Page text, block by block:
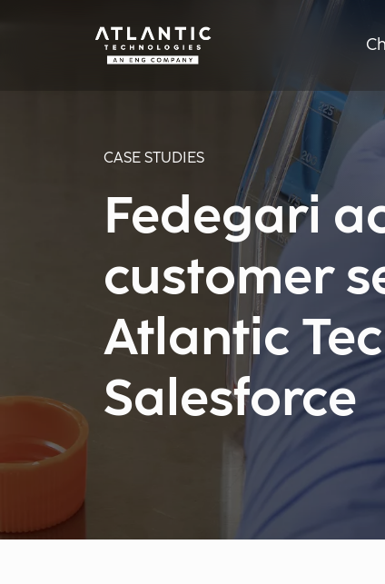
CASE STUDIES
Fedegari
customer
Atlantic
Salesforce